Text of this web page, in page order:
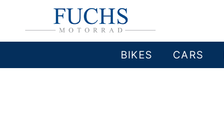
BIKES CARS